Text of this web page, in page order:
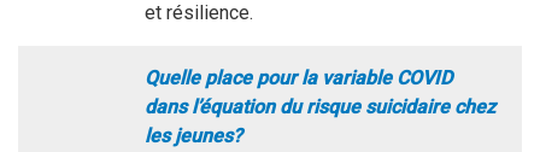
et résilience.
Quelle place pour la variable COVID
dans l’équation du risque suicidaire chez
les jeunes?